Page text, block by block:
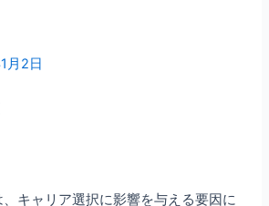
月2日
キャリア選択に影響を与える要因に